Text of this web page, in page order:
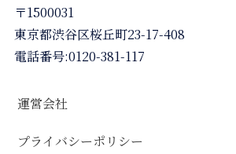
〒1500031
東京都渋谷区桜丘町23-17-408
電話番号:0120-381-117
運営会社
プライバシーポリシー